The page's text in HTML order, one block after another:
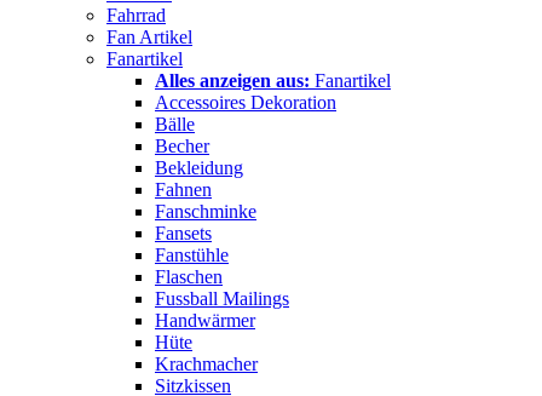
Fahrrad
Fan Artikel
Fanartikel
Alles anzeigen aus: Fanartikel
Accessoires Dekoration
Bälle
Becher
Bekleidung
Fahnen
Fanschminke
Fansets
Fanstühle
Flaschen
Fussball Mailings
Handwärmer
Hüte
Krachmacher
Sitzkissen